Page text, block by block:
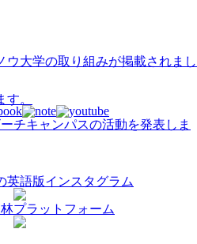
ウ大学の取り組みが掲載されまし
。
チキャンパスの活動を発表しま